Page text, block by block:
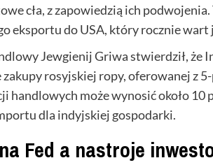
cła, z zapowiedzią ich
eksportu do USA, który rocznie wart
Jewgienij Griwa stwierdził, że
rosyjskiej ropy, oferowanej z
handlowych może wynosić około 10
dla indyjskiej gospodarki.
Fed a nastroje